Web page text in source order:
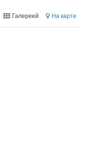
Галереей На карте